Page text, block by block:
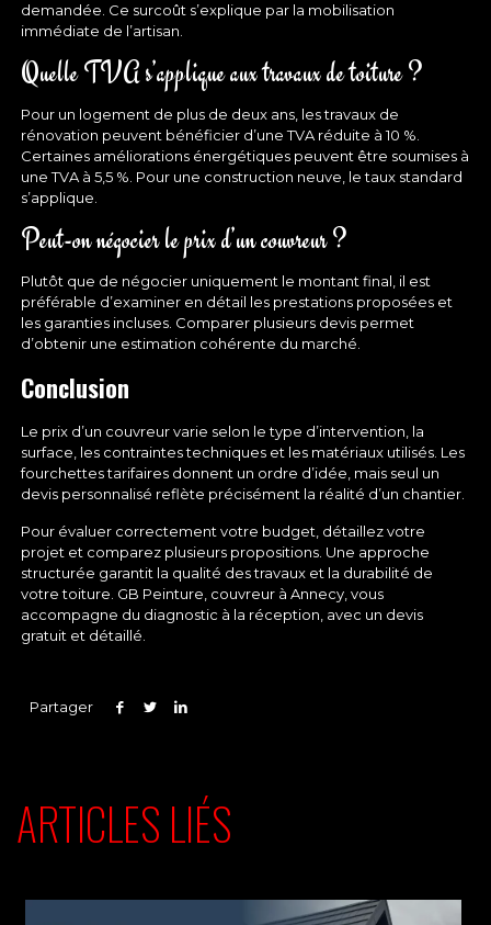
demandée. Ce surcoût s’explique par la mobilisation
immédiate de l’artisan.
Quelle TVA s’applique aux travaux de toiture ?
Pour un logement de plus de deux ans, les travaux de
rénovation peuvent bénéficier d’uneTVA réduite à 10 %
Certaines améliorations énergétiques peuvent être soumises à
une TVA à 5,5 %. Pour une construction neuve, le taux standard
s’applique.
Peut-on négocier le prix d’un couvreur ?
Plutôt que de négocier uniquement le montant final, il est
préférable d’examiner en détail les prestations proposées et
les garanties incluses. Comparer plusieurs devis permet
d’obtenir une estimation cohérente du marché.
Conclusion
Le prix d’un couvreur varie selon le type d’intervention, la
surface, les contraintes techniques et les matériaux utilisés. Les
fourchettes tarifaires donnent un ordre d’idée, mais seul un
devis personnalisé reflète précisément la réalité d’un chantier.
Pour évaluer correctement votre budget, détaillez votre
projet et comparez plusieurs propositions. Une approche
structurée garantit la qualité des travaux et la durabilité de
votre toiture. GB Peinture, couvreur à Annecy, vous
accompagne du diagnostic à la réception, avec un devis
gratuit et détaillé.
Partager
ARTICLES LIÉS